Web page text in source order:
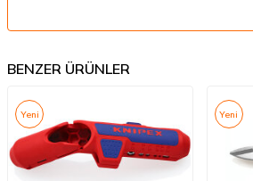
BENZER ÜRÜNLER
Yeni Yeni